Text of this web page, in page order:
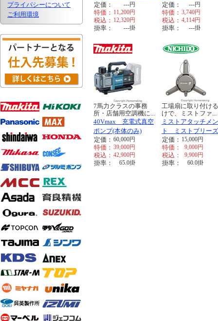
プライバシーについて
ご利用環境
定価：
---円
特価： 11,200円
税込： 12,320円
掛率： ---掛
定価：
---円
特価： 3,740円
税込： 4,114円
掛率： ---掛
7馬力クラスの事務
所・店舗用空調機に...
40Vmax 充電式真空
ポンプ(本体のみ)
定価： 60,000円
特価： 39,000円
税込： 42,900円
掛率： 65.0掛
工場扇に取り付け
けで、ミストファ...
ミストアタッチメン
ト ミストブリーズ
定価： 15,000円
特価： 9,000円
税込： 9,900円
掛率： 60.0掛